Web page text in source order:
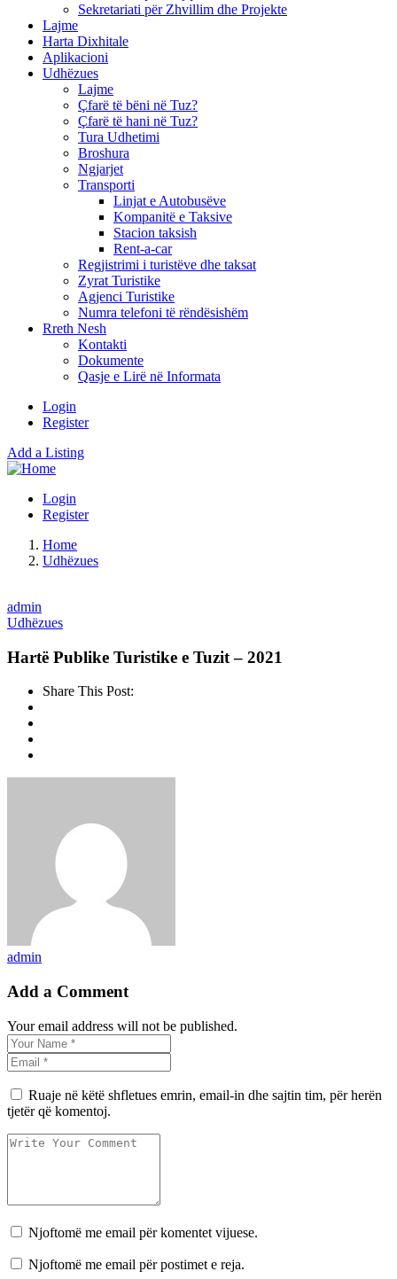
Sekretariati për Zhvillim dhe Projekte
Lajme
Harta Dixhitale
Aplikacioni
Udhëzues
Lajme
Çfarë të bëni në Tuz?
Çfarë të hani në Tuz?
Tura Udhetimi
Broshura
Ngjarjet
Transporti
Linjat e Autobusëve
Kompanitë e Taksive
Stacion taksish
Rent-a-car
Regjistrimi i turistëve dhe taksat
Zyrat Turistike
Agjenci Turistike
Numra telefoni të rëndësishëm
Rreth Nesh
Kontakti
Dokumente
Qasje e Lirë në Informata
Login
Register
Add a Listing
Login
Register
Home
Udhëzues
admin
Udhëzues
Hartë Publike Turistike e Tuzit – 2021
Share This Post:
admin
Add a Comment
Your email address will not be published.
Ruaje në këtë shfletues emrin, email-in dhe sajtin tim, për herën
tjetër që komentoj.
Njoftomë me email për komentet vijuese.
Njoftomë me email për postimet e reja.